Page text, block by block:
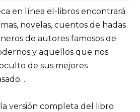
en línea el-libros encontrará
novelas, cuentos de hadas
de autores famosos de
y aquellos que nos
de sus mejores
.
versión completa del libro